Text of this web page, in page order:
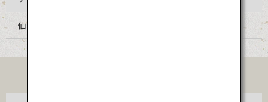
仙台空港からバスで約１時間20分